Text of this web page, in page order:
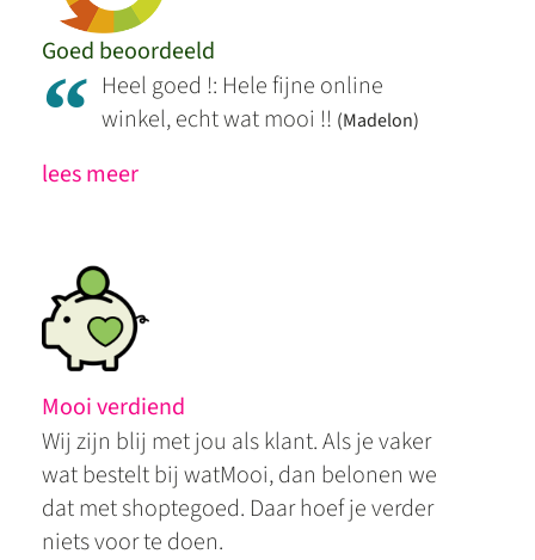
Goed beoordeeld
“ Heel goed !: Hele fijne online
winkel, echt wat mooi !! (Madelon)
lees meer
Mooi verdiend
Wij zijn blij met jou als klant. Als je vaker
wat bestelt bij watMooi, dan belonen we
dat met shoptegoed. Daar hoef je verder
niets voor te doen.